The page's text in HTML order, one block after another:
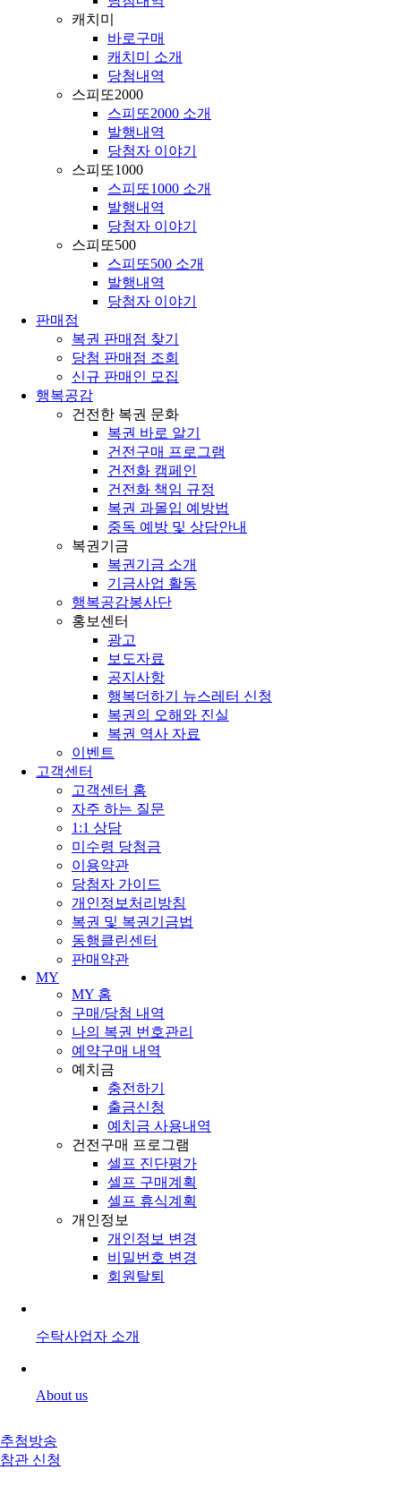
캐치미
바로구매
캐치미 소개
당첨내역
스피또2000
스피또2000 소개
발행내역
당첨자 이야기
스피또1000
스피또1000 소개
발행내역
당첨자 이야기
스피또500
스피또500 소개
발행내역
당첨자 이야기
판매점
복권 판매점 찾기
당첨 판매점 조회
신규 판매인 모집
행복공감
건전한 복권 문화
복권 바로 알기
건전구매 프로그램
건전화 캠페인
건전화 책임 규정
복권 과몰입 예방법
중독 예방 및 상담안내
복권기금
복권기금 소개
기금사업 활동
행복공감봉사단
홍보센터
광고
보도자료
공지사항
행복더하기 뉴스레터 신청
복권의 오해와 진실
복권 역사 자료
이벤트
고객센터
고객센터 홈
자주 하는 질문
1:1 상담
미수령 당첨금
이용약관
당첨자 가이드
개인정보처리방침
복권 및 복권기금법
동행클린센터
판매약관
MY
MY 홈
구매/당첨 내역
나의 복권 번호관리
예약구매 내역
예치금
충전하기
출금신청
예치금 사용내역
건전구매 프로그램
셀프 진단평가
셀프 구매계획
셀프 휴식계획
개인정보
개인정보 변경
비밀번호 변경
회원탈퇴
수탁사업자 소개
About us
추첨방송
참관 신청